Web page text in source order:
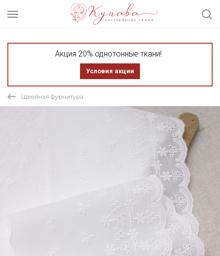
Акция 20% однотонные ткани!
Условия акции
Швейная фурнитура